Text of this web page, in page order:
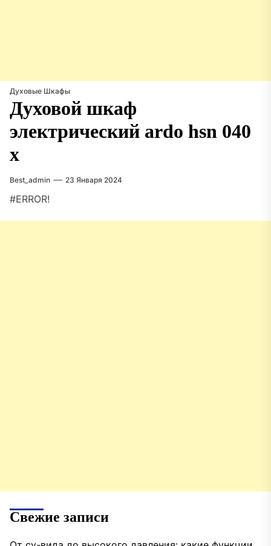
Духовые Шкафы
Духовой шкаф
электрический ardo hsn 040
x
Best_admin 23 Января 2024
#ERROR!
Свежие записи